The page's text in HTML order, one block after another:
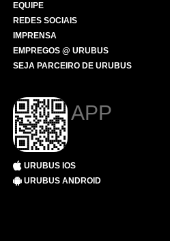
EQUIPE
REDES SOCIAIS
IMPRENSA
EMPREGOS @ URUBUS
SEJA PARCEIRO DE URUBUS
APP
URUBUS IOS
URUBUS ANDROID